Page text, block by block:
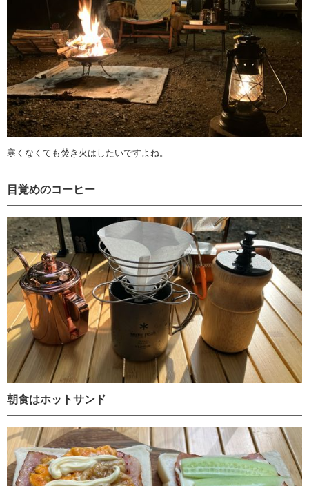
寒くなくても焚き火はしたいですよね。
目覚めのコーヒー
朝食はホットサンド